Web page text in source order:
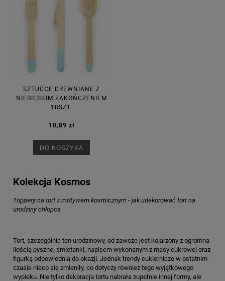
SZTUĆCE DREWNIANE Z
NIEBIESKIM ZAKOŃCZENIEM
18SZT.
10,89 zł
DO KOSZYKA
Kolekcja Kosmos
Toppery na tort z motywem kosmicznym - jak udekorować tort na
urodziny chłopca
Tort, szczególnie ten urodzinowy, od zawsze jest kojarzony z ogromna
ilością pysznej śmietanki, napisem wykonanym z masy cukrowej oraz
figurką odpowiednią do okazji. Jednak trendy cukiernicze w ostatnim
czasie nieco się zmieniły, co dotyczy również tego wyjątkowego
wypieku. Nie tylko dekoracja tortu nabrała zupełnie innej formy, ale